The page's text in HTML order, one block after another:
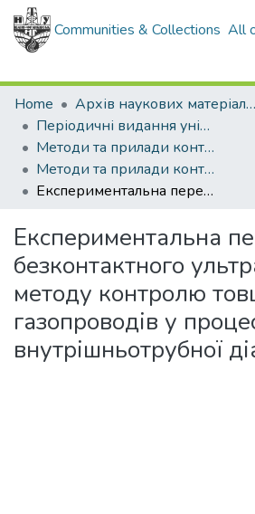
Communities & Collections All
Home
Архів наукових матеріалів
Періодичні видання університету
Методи та прилади контролю якості
Методи та прилади контролю якості - 2012 - № 28
Експериментальна перевірка безконтактного ультразвукового методу контролю товщини стінки газопроводів у процесі внутрішньотрубної діагностики
Експериментальна
безконтактного
методу контролю
газопроводів у
внутрішньотрубної